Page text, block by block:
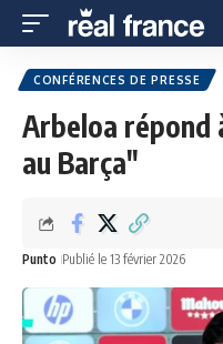
CONFÉRENCES DE PRESSE
Arbeloa répond
au Barça"
Punto Publié le 13 février 2026